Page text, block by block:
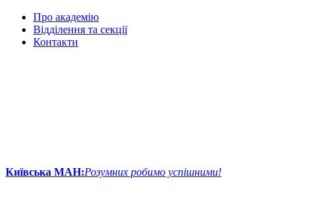
Про академію
Відділення та секції
Контакти
Київська МАН:Розумних робимо успішними!